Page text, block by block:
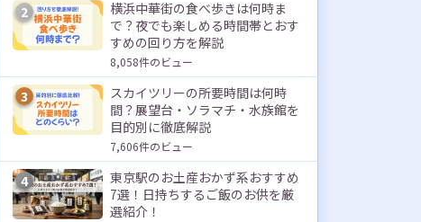
2
横浜中華街の食べ歩きは何時ま
で？夜でも楽しめる時間帯とおす
すめの回り方を解説
8,058件のビュー
3
スカイツリーの所要時間は何時
間？展望台・ソラマチ・水族館を
目的別に徹底解説
7,606件のビュー
4
東京駅のお土産おかず系おすすめ
7選！日持ちするご飯のお供を厳
選紹介！